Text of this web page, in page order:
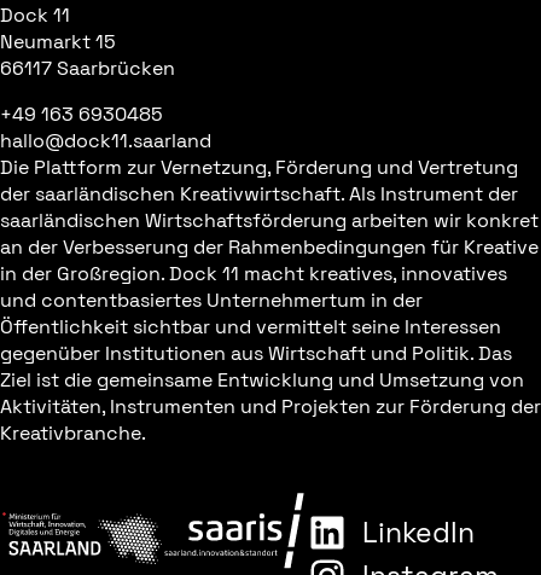
Dock 11
Neumarkt 15
66117 Saarbrücken
+49 163 6930485
hallo@dock11.saarland
Die Plattform zur Vernetzung, Förderung und Vertretung
der saarländischen Kreativwirtschaft. Als Instrument der
saarländischen Wirtschaftsförderung arbeiten wir konkret
an der Verbesserung der Rahmenbedingungen für Kreative
in der Großregion. Dock 11 macht kreatives, innovatives
und contentbasiertes Unternehmertum in der
Öffentlichkeit sichtbar und vermittelt seine Interessen
gegenüber Institutionen aus Wirtschaft und Politik. Das
Ziel ist die gemeinsame Entwicklung und Umsetzung von
Aktivitäten, Instrumenten und Projekten zur Förderung der
Kreativbranche.
LinkedIn